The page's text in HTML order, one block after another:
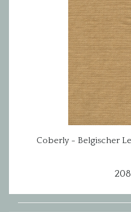
Coberly - Belgischer